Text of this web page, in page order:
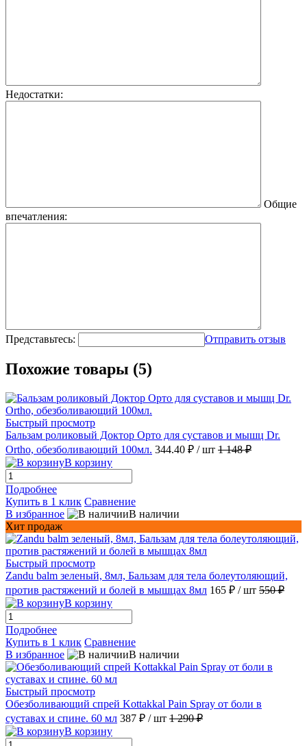
Недостатки:
Общие
впечатления:
Представьтесь: Отправить отзыв
Похожие товары (5)
Быстрый просмотр
Бальзам роликовый Доктор Орто для суставов и мышц Dr.
Ortho, обезболивающий 100мл. 344.40 ₽ / шт 1 148 ₽
В корзину
Подробнее
Купить в 1 клик Сравнение
В избранное
В наличии
Хит продаж
Быстрый просмотр
Zandu balm зеленый, 8мл, Бальзам для тела болеутоляющий,
против растяжений и болей в мышцах 8мл 165 ₽ / шт 550 ₽
В корзину
Подробнее
Купить в 1 клик Сравнение
В избранное
В наличии
Быстрый просмотр
Обезболивающий спрей Kottakkal Pain Spray от боли в
суставах и спине. 60 мл 387 ₽ / шт 1 290 ₽
В корзину